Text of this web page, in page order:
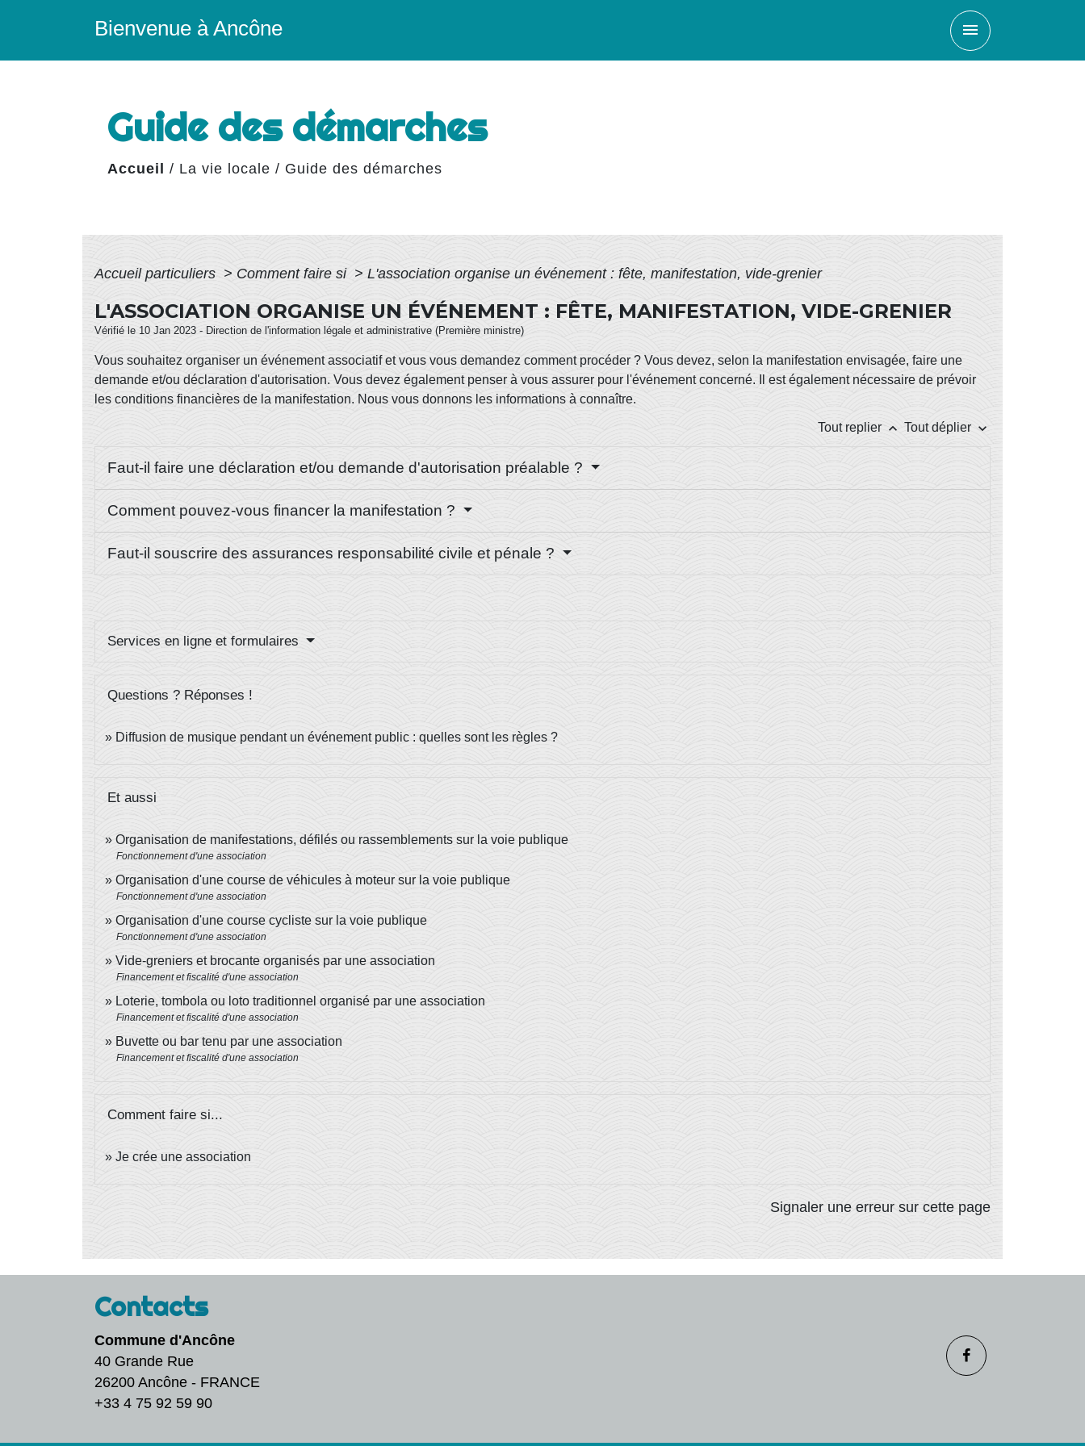
Bienvenue à Ancône menu
Guide des démarches
Accueil / La vie locale / Guide des démarches
Accueil particuliers > Comment faire si > L'association organise un événement : fête, manifestation, vide-grenier
L'ASSOCIATION ORGANISE UN ÉVÉNEMENT : FÊTE, MANIFESTATION, VIDE-GRENIER
Vérifié le 10 Jan 2023 - Direction de l'information légale et administrative (Première ministre)
Vous souhaitez organiser un événement associatif et vous vous demandez comment procéder ? Vous devez, selon la manifestation envisagée, faire une
demande et/ou déclaration d'autorisation. Vous devez également penser à vous assurer pour l'événement concerné. Il est également nécessaire de prévoir
les conditions financières de la manifestation. Nous vous donnons les informations à connaître.
Tout replier keyboard_arrow_up Tout déplier keyboard_arrow_down
Faut-il faire une déclaration et/ou demande d'autorisation préalable ?
Comment pouvez-vous financer la manifestation ?
Faut-il souscrire des assurances responsabilité civile et pénale ?
Services en ligne et formulaires
Questions ? Réponses !
Diffusion de musique pendant un événement public : quelles sont les règles ?
Et aussi
Organisation de manifestations, défilés ou rassemblements sur la voie publique
Fonctionnement d'une association
Organisation d'une course de véhicules à moteur sur la voie publique
Fonctionnement d'une association
Organisation d'une course cycliste sur la voie publique
Fonctionnement d'une association
Vide-greniers et brocante organisés par une association
Financement et fiscalité d'une association
Loterie, tombola ou loto traditionnel organisé par une association
Financement et fiscalité d'une association
Buvette ou bar tenu par une association
Financement et fiscalité d'une association
Comment faire si...
Je crée une association
Signaler une erreur sur cette page
Contacts
Commune d'Ancône
40 Grande Rue
26200 Ancône - FRANCE
+33 4 75 92 59 90